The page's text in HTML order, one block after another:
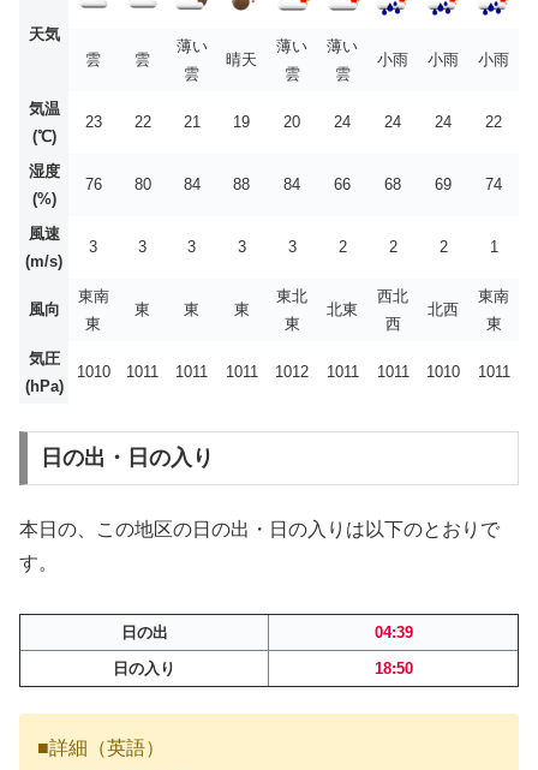
天気
雲
雲
薄い
雲
晴天
薄い
雲
薄い
雲
小雨 小雨 小雨
気温
(℃)
23 22 21 19 20 24 24 24 22
湿度
(%)
76 80 84 88 84 66 68 69 74
風速
(m/s)
3 3 3 3 3 2 2 2 1
風向
東南
東
東 東 東
東北
東
北東
西北
西
北西
東南
東
気圧
(hPa)
1010 1011 1011 1011 1012 1011 1011 1010 1011
日の出・日の入り
本日の、この地区の日の出・日の入りは以下のとおりで
す。
日の出
04:39
日の入り
18:50
■詳細（英語）